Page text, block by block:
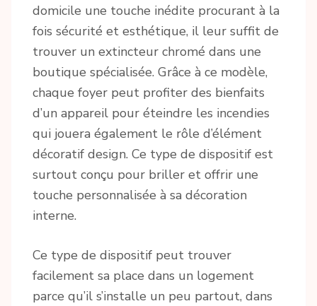
domicile une touche inédite procurant à la
fois sécurité et esthétique, il leur suffit de
trouver un extincteur chromé dans une
boutique spécialisée. Grâce à ce modèle,
chaque foyer peut profiter des bienfaits
d’un appareil pour éteindre les incendies
qui jouera également le rôle d’élément
décoratif design. Ce type de dispositif est
surtout conçu pour briller et offrir une
touche personnalisée à sa décoration
interne.
Ce type de dispositif peut trouver
facilement sa place dans un logement
parce qu’il s’installe un peu partout, dans